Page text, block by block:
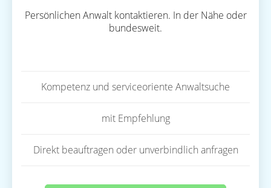
Persönlichen Anwalt kontaktieren. In der Nähe oder
bundesweit.
Kompetenz und serviceoriente Anwaltsuche
mit Empfehlung
Direkt beauftragen oder unverbindlich anfragen